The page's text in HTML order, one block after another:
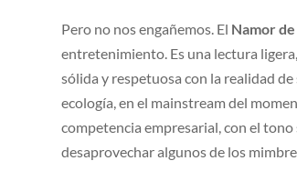
Pero no nos engañemos. El Namor
entretenimiento. Es una lectura
sólida y respetuosa con la realidad
ecología, en el mainstream del
competencia empresarial, con el
desaprovechar algunos de los